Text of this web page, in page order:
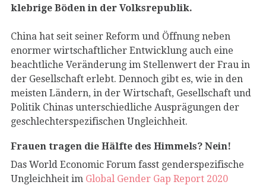
klebrige Böden in der Volksrepublik.
China hat seit seiner Reform und Öffnung neben
enormer wirtschaftlicher Entwicklung auch eine
beachtliche Veränderung im Stellenwert der Frau in
der Gesellschaft erlebt. Dennoch gibt es, wie in den
meisten Ländern, in der Wirtschaft, Gesellschaft und
Politik Chinas unterschiedliche Ausprägungen der
geschlechterspezifischen Ungleichheit.
Frauen tragen die Hälfte des Himmels? Nein!
Das World Economic Forum fasst genderspezifische
Ungleichheit im Global Gender Gap Report 2020